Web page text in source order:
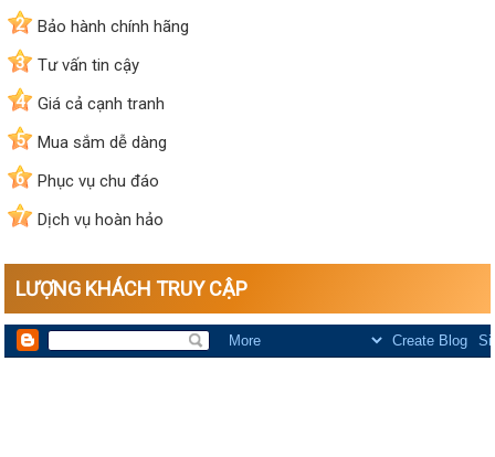
2
Bảo hành chính hãng
3
Tư vấn tin cậy
4
Giá cả cạnh tranh
5
Mua sắm dễ dàng
6
Phục vụ chu đáo
7
Dịch vụ hoàn hảo
LƯỢNG KHÁCH TRUY CẬP